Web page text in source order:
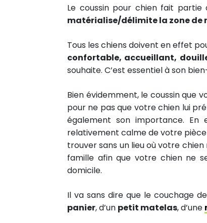
Le coussin pour chien fait partie
matérialise/délimite la zone de
Tous les chiens doivent en effet
confortable, accueillant,
souhaite. C’est essentiel à son
Bien évidemment, le coussin que
pour ne pas que votre chien lui
également son importance.
relativement calme de votre pièce
trouver sans un lieu où votre
famille afin que votre chien ne
domicile.
Il va sans dire que le couchage
panier, d’un petit matelas, d’une